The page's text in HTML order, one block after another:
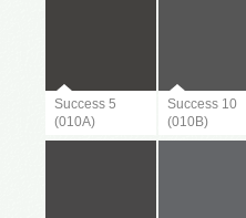
Success 5
(010A)
Success 10
(010B)